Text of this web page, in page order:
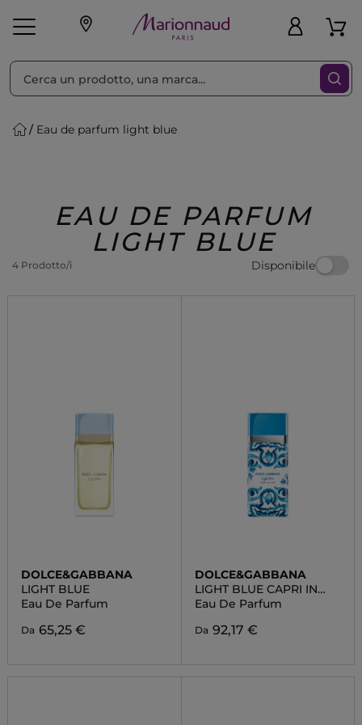
Make-up Profumi
Regalo
Eau de parfum light blue
EAU DE PARFUM
LIGHT BLUE
4 Prodotto/i Disponibile
Ordina per Filtra
DOLCE&GABBANA
LIGHT BLUE
Eau De Parfum
Da 65,25 €
DOLCE&GABBANA
LIGHT BLUE CAPRI IN
LOVE
Eau De Parfum
Da 92,17 €